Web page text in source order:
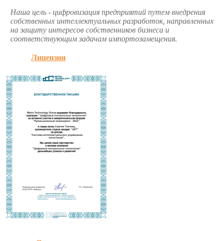
Наша цель - цифровизация предприятий путем внедрения
собственных интеллектуальных разработок, направленных
на защиту интересов собственников бизнеса и
соответствующим задачам импортозамещения.
Лицензии